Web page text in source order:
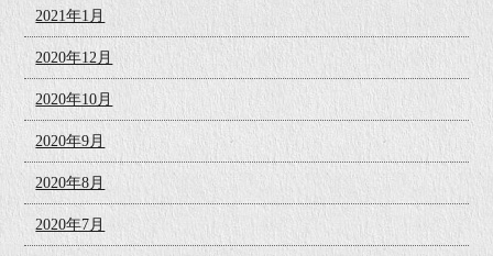
2021年1月
2020年12月
2020年10月
2020年9月
2020年8月
2020年7月